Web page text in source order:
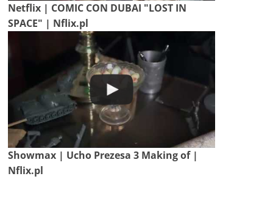
Netflix | COMIC CON DUBAI "LOST IN
SPACE" | Nflix.pl
Showmax | Ucho Prezesa 3 Making of |
Nflix.pl